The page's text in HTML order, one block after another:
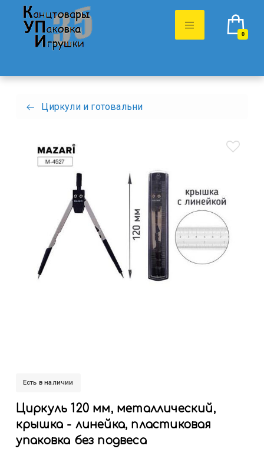
0
Циркули и готовальни
Есть в наличии
Циркуль 120 мм, металлический,
крышка - линейка, пластиковая
упаковка без подвеса